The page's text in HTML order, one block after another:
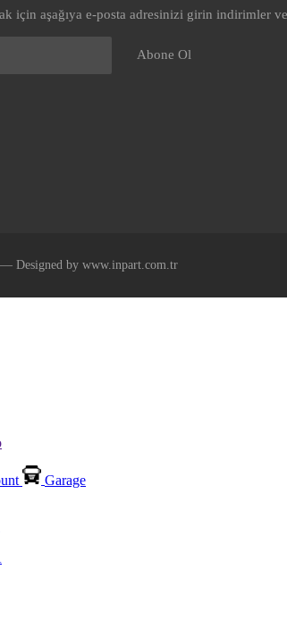
için aşağıya e-posta adresinizi girin indirimler
Abone Ol
Designed by www.inpart.com.tr
Garage